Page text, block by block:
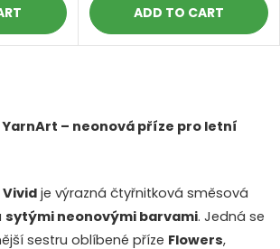
ADD TO CART
YarnArt – neonová příze pro letní
je výrazná čtyřnitková směsová
sytými neonovými barvami. Jedná se
sestru oblíbené příze Flowers,